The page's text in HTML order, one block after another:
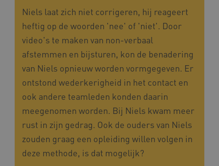
Niels laat zich niet corrigeren, hij reageert
heftig op de woorden 'nee' of 'niet'. Door
video's te maken van non-verbaal
afstemmen en bijsturen, kon de benadering
van Niels opnieuw worden vormgegeven. Er
ontstond wederkerigheid in het contact en
ook andere teamleden konden daarin
meegenomen worden. Bij Niels kwam meer
rust in zijn gedrag. Ook de ouders van Niels
zouden graag een opleiding willen volgen in
deze methode, is dat mogelijk?
_ga_NWZZME161M .kennispleingehandicaptensector.nl
_ga_4F110RE8SJ .kennispleingehandicaptensector.nl
ga_session_duration www.kennispleingehandicaptensector.nl
VISITOR_INFO1_LIVE
Google LLC
.youtube.com